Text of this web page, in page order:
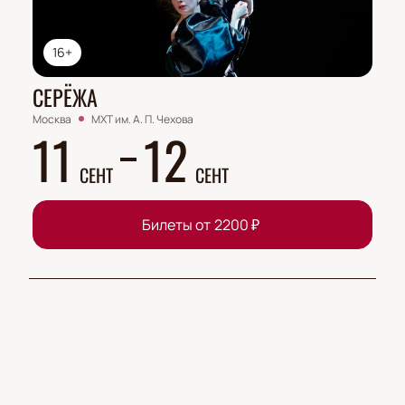
16+
СЕРЁЖА
Москва МХТ им. А. П. Чехова
11 СЕНТ 12 СЕНТ
Билеты от2200₽